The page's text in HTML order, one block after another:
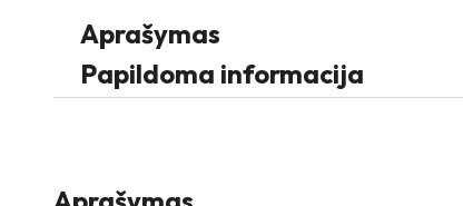
ratukas
su
stabdžiu,
su
Aprašymas
Papildoma informacija